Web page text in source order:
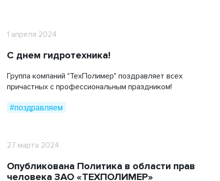
#дноуглубление
#инженерные изыскания
#импортозамещение
#нефтегазовый комплекс
#пульпопроводы
#публикации в сми
#пластиковая тара
#строительство
#сельское хозяйство
#события
#сотрудничество
1 апреля 2024
С днем гидротехника!
Группа компаний "ТехПолимер" поздравляет всех
причастных с профессиональным праздником!
#поздравляем
27 марта 2024
Опубликована Политика в области прав
человека ЗАО «ТЕХПОЛИМЕР»